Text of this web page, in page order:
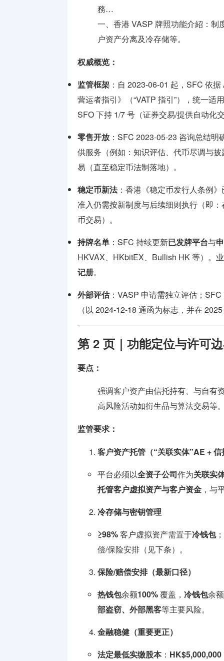
務…
一、香港 VASP 牌照功能介紹：
户资产分离及冷存储等。
权威概览：
监管框架 ：自 2023-06-01 起，SFC 依
营运者指引》（“VATP 指引”），统一适
SFO 下持 1/7 号（证券交易/提供自动化
零售开放 ：SFC 2023-05-23 咨询总结明
供服务（例如：知识评估、代币尽调与
易（直至稳定币法制落地）。
稳定币新法：香港《稳定币发行人条例》
准入仍需按新制度与后续细则执行（即
币交易）。
持牌名单 ：SFC 持续更新已发牌平台与
HKVAX、HKbitEX、Bullish HK 等）。
记册。
外部评估：VASP 申请需独立评估；SFC
（以 2024-12-18 通函为标志，并在
第 2 页｜功能定位与许可
要点：
强调客户资产由信托持有、与自有
高风险活动如衍生品与算法交易等
监管要求：
客户资产托管（“关联实体”AE + 信
平台必须以全资子公司作为关联实
托管客户虚拟资产与客户资金 ，与
冷存储与密钥管理
≥98%客户虚拟资产需置于冷钱包；
偿/保险安排（见下条）。
保险/赔偿安排（最新口径）
热钱包余额100%覆盖， 冷钱包余
部盗窃、外部黑客等主要风险。
金融稳健（重要更正）
法定最低实缴股本： HK$5,000,000